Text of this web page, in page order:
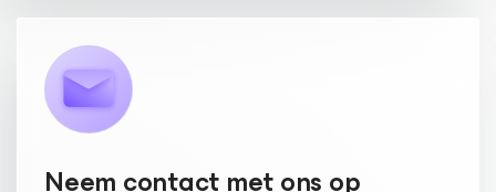
Neem contact met ons op